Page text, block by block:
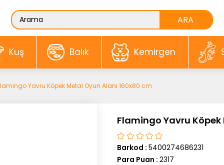
Kuş Balık Kemirgen
Yavru Köpek Metal Oyun Alanı 160x80 cm
Flamingo Yavru Köpek
Barkod : 5400274686231
Para Puan : 2317